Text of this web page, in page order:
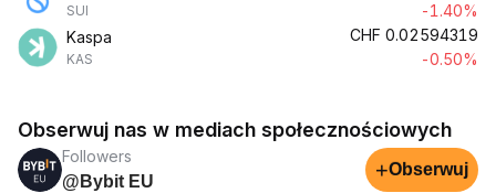
SUI
-1.40%
Kaspa
KAS
CHF 0.02594319
-0.50%
Obserwuj nas w mediach społecznościowych
Followers
@Bybit EU
+Obserwuj